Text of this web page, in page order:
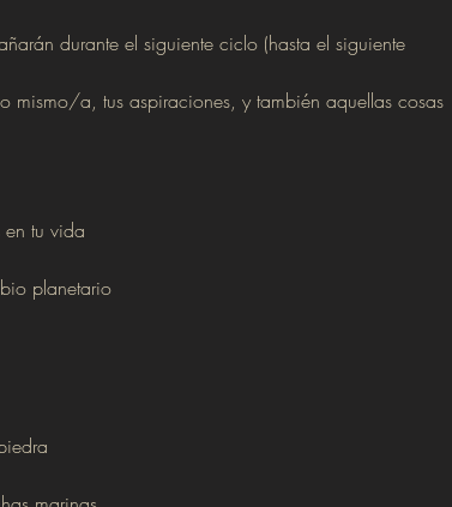
durante el siguiente ciclo (hasta el siguiente
mismo/a, tus aspiraciones, y también aquellas cosas
tu vida
planetario